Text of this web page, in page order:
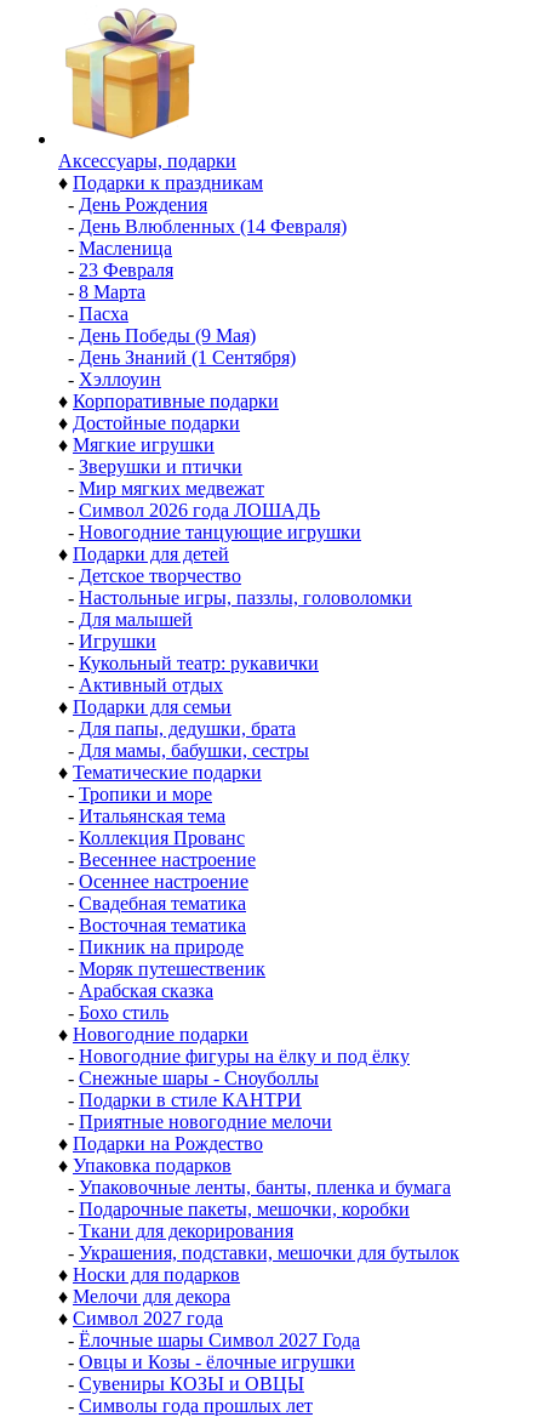
Аксессуары, подарки
♦ Подарки к праздникам
- День Рождения
- День Влюбленных (14 Февраля)
- Масленица
- 23 Февраля
- 8 Марта
- Пасха
- День Победы (9 Мая)
- День Знаний (1 Сентября)
- Хэллоуин
♦ Корпоративные подарки
♦ Достойные подарки
♦ Мягкие игрушки
- Зверушки и птички
- Мир мягких медвежат
- Символ 2026 года ЛОШАДЬ
- Новогодние танцующие игрушки
♦ Подарки для детей
- Детское творчество
- Настольные игры, паззлы, головоломки
- Для малышей
- Игрушки
- Кукольный театр: рукавички
- Активный отдых
♦ Подарки для семьи
- Для папы, дедушки, брата
- Для мамы, бабушки, сестры
♦ Тематические подарки
- Тропики и море
- Итальянская тема
- Коллекция Прованс
- Весеннее настроение
- Осеннее настроение
- Свадебная тематика
- Восточная тематика
- Пикник на природе
- Моряк путешественик
- Арабская сказка
- Бохо стиль
♦ Новогодние подарки
- Новогодние фигуры на ёлку и под ёлку
- Снежные шары - Сноуболлы
- Подарки в стиле КАНТРИ
- Приятные новогодние мелочи
♦ Подарки на Рождество
♦ Упаковка подарков
- Упаковочные ленты, банты, пленка и бумага
- Подарочные пакеты, мешочки, коробки
- Ткани для декорирования
- Украшения, подставки, мешочки для бутылок
♦ Носки для подарков
♦ Мелочи для декора
♦ Символ 2027 года
- Ёлочные шары Символ 2027 Года
- Овцы и Козы - ёлочные игрушки
- Сувениры КОЗЫ и ОВЦЫ
- Символы года прошлых лет